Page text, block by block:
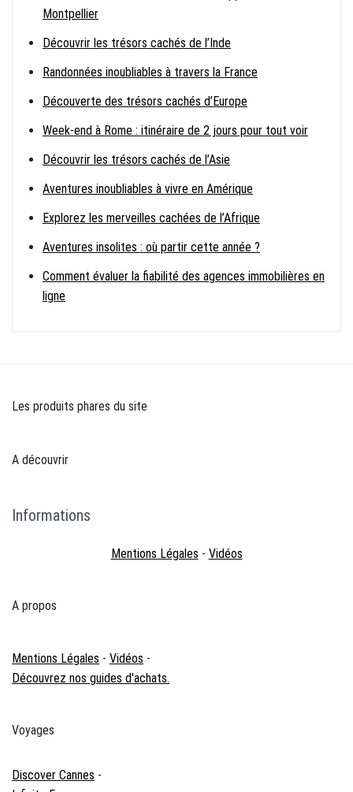
Montpellier
Découvrir les trésors cachés de l’Inde
Randonnées inoubliables à travers la France
Découverte des trésors cachés d’Europe
Week-end à Rome : itinéraire de 2 jours pour tout voir
Découvrir les trésors cachés de l’Asie
Aventures inoubliables à vivre en Amérique
Explorez les merveilles cachées de l’Afrique
Aventures insolites : où partir cette année ?
Comment évaluer la fiabilité des agences immobilières en
ligne
Les produits phares du site
A découvrir
Informations
Mentions Légales - Vidéos
A propos
Mentions Légales - Vidéos -
Découvrez nos guides d'achats.
Voyages
Discover Cannes -